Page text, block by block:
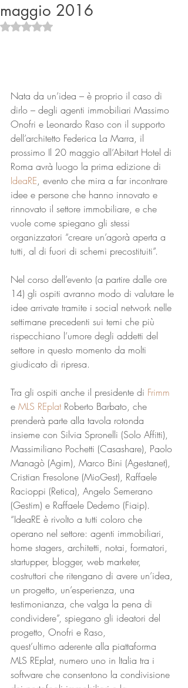
maggio 2016
Valutazione NaN stelle su 5.
Nata da un’idea – è proprio il caso di
dirlo – degli agenti immobiliari Massimo
Onofri e Leonardo Raso con il supporto
dell’architetto Federica La Marra, il
prossimo Il 20 maggio all’Abitart Hotel di
Roma avrà luogo la prima edizione di
IdeaRE, evento che mira a far incontrare
idee e persone che hanno innovato e
rinnovato il settore immobiliare, e che
vuole come spiegano gli stessi
organizzatori “creare un’agorà aperta a
tutti, al di fuori di schemi precostituiti”.
Nel corso dell’evento (a partire dalle ore
14) gli ospiti avranno modo di valutare le
idee arrivate tramite i social network nelle
settimane precedenti sui temi che più
rispecchiano l’umore degli addetti del
settore in questo momento da molti
giudicato di ripresa.
Tra gli ospiti anche il presidente di Frimm
e MLS REplat Roberto Barbato, che
prenderà parte alla tavola rotonda
insieme con Silvia Spronelli (Solo Affitti),
Massimiliano Pochetti (Casashare), Paolo
Managò (Agim), Marco Bini (Agestanet),
Cristian Fresolone (MioGest), Raffaele
Racioppi (Retica), Angelo Semerano
(Gestim) e Raffaele Dedemo (Fiaip).
“IdeaRE è rivolto a tutti coloro che
operano nel settore: agenti immobiliari,
home stagers, architetti, notai, formatori,
startupper, blogger, web marketer,
costruttori che ritengano di avere un’idea,
un progetto, un’esperienza, una
testimonianza, che valga la pena di
condividere”, spiegano gli ideatori del
progetto, Onofri e Raso,
quest’ultimo aderente alla piattaforma
MLS REplat, numero uno in Italia tra i
software che consentono la condivisione